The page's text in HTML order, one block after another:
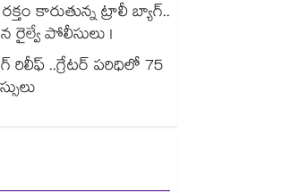
కారుతున్న ట్రాలీ బ్యాగ్..
పోలీసులు !
రిలీఫ్ ..గ్రేటర్ పరిధిలో 75